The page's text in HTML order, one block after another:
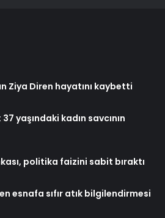
Ziya Diren hayatını kaybetti
yaşındaki kadın savcının
politika faizini sabit bıraktı
esnafa sıfır atık bilgilendirmesi